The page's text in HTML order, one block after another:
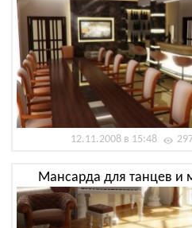
12.11.2008 в 15:48
Мансарда для танцев и